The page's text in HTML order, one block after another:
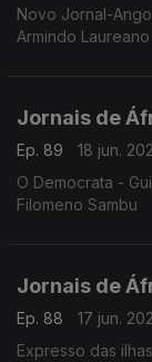
Novo Jornal-
Armindo Laureano
Jornais de
Ep. 89
18 jun.
O Democrata -
Filomeno Sambu
Jornais de
Ep. 88
17 jun.
Expresso das